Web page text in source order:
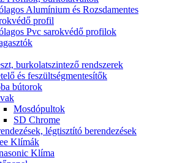
Alumínium és Rozsdamentes
profil
Pvc sarokvédő profilok
burkolatszintező rendszerek
és feszültségmentesítők
bútorok
Mosdópultok
SD Chrome
légtisztító berendezések
Klímák
Klíma